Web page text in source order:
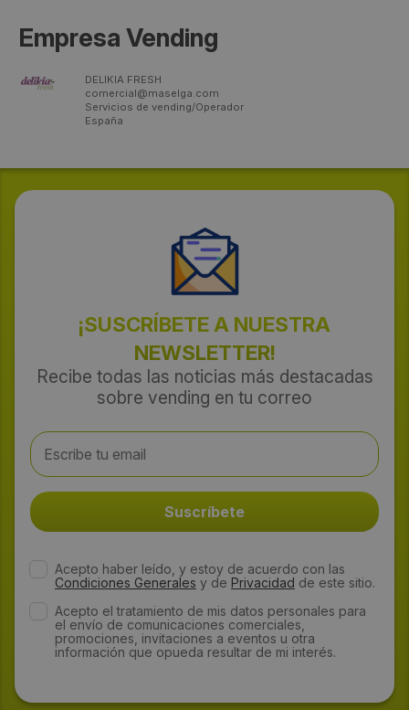
Empresa Vending
DELIKIA FRESH
comercial@maselga.com
Servicios de vending/Operador
España
¡SUSCRÍBETE A NUESTRA
NEWSLETTER!
Recibe todas las noticias más destacadas
sobre vending en tu correo
Acepto haber leído, y estoy de acuerdo con las
Condiciones Generales y de Privacidad de este sitio.
Acepto el tratamiento de mis datos personales para
el envío de comunicaciones comerciales,
promociones, invitaciones a eventos u otra
información que opueda resultar de mi interés.